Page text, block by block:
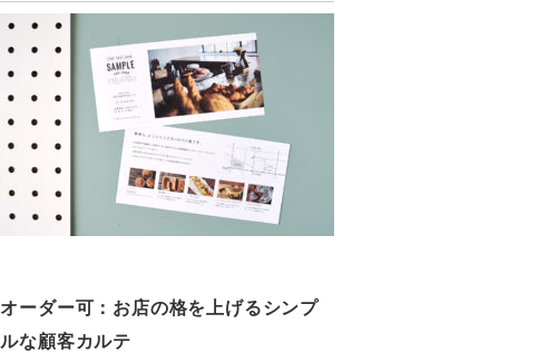
オーダー可：お店の格を上げるシンプ
ルな顧客カルテ